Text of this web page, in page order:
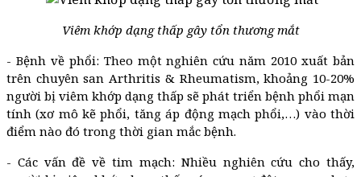
Viêm khớp dạng thấp gây tổn thương mắt
- Bệnh về phổi: Theo một nghiên cứu năm 2010 xuất bản
trên chuyên san Arthritis & Rheumatism, khoảng 10-20%
người bị viêm khớp dạng thấp sẽ phát triển bệnh phổi mạn
tính (xơ mô kẽ phổi, tăng áp động mạch phổi,…) vào thời
điểm nào đó trong thời gian mắc bệnh.
- Các vấn đề về tim mạch: Nhiều nghiên cứu cho thấy,